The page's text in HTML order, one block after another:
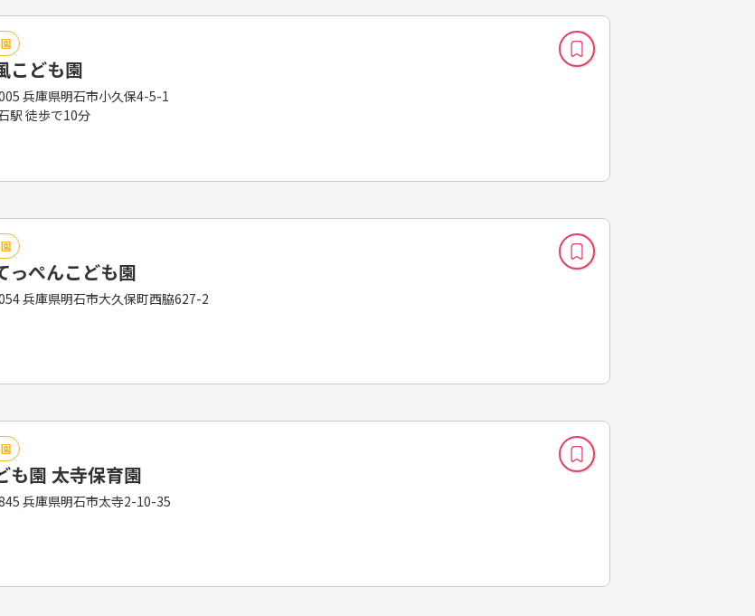
こども園
兵庫県明石市小久保4-5-1
駅 徒歩で10分
っぺんこども園
兵庫県明石市大久保町西脇627-2
も園 太寺保育園
兵庫県明石市太寺2-10-35